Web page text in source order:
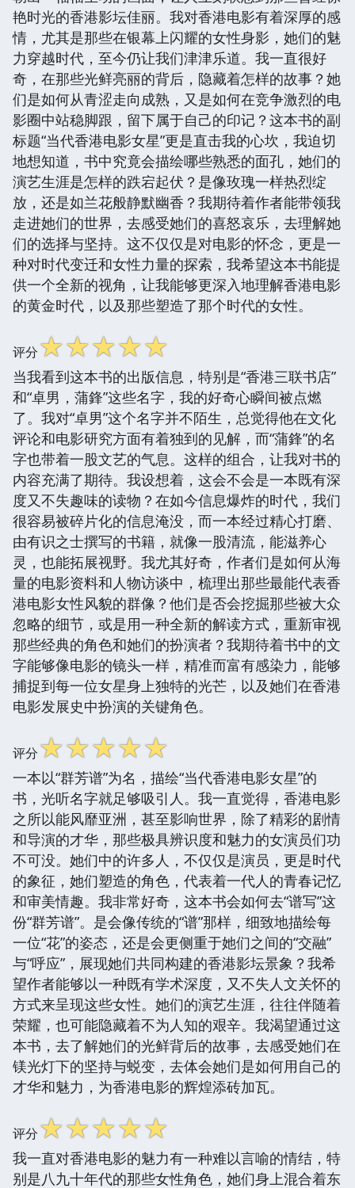
艳时光的香港影坛佳丽。我对香港电影有着深厚的感
情，尤其是那些在银幕上闪耀的女性身影，她们的魅
力穿越时代，至今仍让我们津津乐道。我一直很好
奇，在那些光鲜亮丽的背后，隐藏着怎样的故事？她
们是如何从青涩走向成熟，又是如何在竞争激烈的电
影圈中站稳脚跟，留下属于自己的印记？这本书的副
标题“当代香港电影女星”更是直击我的心坎，我迫切
地想知道，书中究竟会描绘哪些熟悉的面孔，她们的
演艺生涯是怎样的跌宕起伏？是像玫瑰一样热烈绽
放，还是如兰花般静默幽香？我期待着作者能带领我
走进她们的世界，去感受她们的喜怒哀乐，去理解她
们的选择与坚持。这不仅仅是对电影的怀念，更是一
种对时代变迁和女性力量的探索，我希望这本书能提
供一个全新的视角，让我能够更深入地理解香港电影
的黄金时代，以及那些塑造了那个时代的女性。
评分☆☆☆☆☆
当我看到这本书的出版信息，特别是“香港三联书店”
和“卓男，蒲鋒”这些名字，我的好奇心瞬间被点燃
了。我对“卓男”这个名字并不陌生，总觉得他在文化
评论和电影研究方面有着独到的见解，而“蒲鋒”的名
字也带着一股文艺的气息。这样的组合，让我对书的
内容充满了期待。我设想着，这会不会是一本既有深
度又不失趣味的读物？在如今信息爆炸的时代，我们
很容易被碎片化的信息淹没，而一本经过精心打磨、
由有识之士撰写的书籍，就像一股清流，能滋养心
灵，也能拓展视野。我尤其好奇，作者们是如何从海
量的电影资料和人物访谈中，梳理出那些最能代表香
港电影女性风貌的群像？他们是否会挖掘那些被大众
忽略的细节，或是用一种全新的解读方式，重新审视
那些经典的角色和她们的扮演者？我期待着书中的文
字能够像电影的镜头一样，精准而富有感染力，能够
捕捉到每一位女星身上独特的光芒，以及她们在香港
电影发展史中扮演的关键角色。
评分☆☆☆☆☆
一本以“群芳谱”为名，描绘“当代香港电影女星”的
书，光听名字就足够吸引人。我一直觉得，香港电影
之所以能风靡亚洲，甚至影响世界，除了精彩的剧情
和导演的才华，那些极具辨识度和魅力的女演员们功
不可没。她们中的许多人，不仅仅是演员，更是时代
的象征，她们塑造的角色，代表着一代人的青春记忆
和审美情趣。我非常好奇，这本书会如何去“谱写”这
份“群芳谱”。是会像传统的“谱”那样，细致地描绘每
一位“花”的姿态，还是会更侧重于她们之间的“交融”
与“呼应”，展现她们共同构建的香港影坛景象？我希
望作者能够以一种既有学术深度，又不失人文关怀的
方式来呈现这些女性。她们的演艺生涯，往往伴随着
荣耀，也可能隐藏着不为人知的艰辛。我渴望通过这
本书，去了解她们的光鲜背后的故事，去感受她们在
镁光灯下的坚持与蜕变，去体会她们是如何用自己的
才华和魅力，为香港电影的辉煌添砖加瓦。
评分☆☆☆☆☆
我一直对香港电影的魅力有一种难以言喻的情结，特
别是八九十年代的那些女性角色，她们身上混合着东
继续阅读 请点击这
里关闭窗口